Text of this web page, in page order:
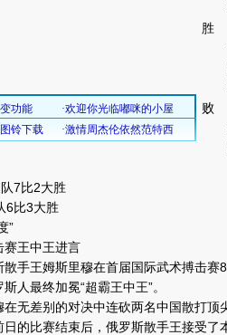
胜
败
7比2大胜
比3大胜
”
王中王进言
王姆斯里穆在首届国际武术搏击赛
人最终加冕“超霸王中王”。
差别的对决中连砍两名中国散打顶
的比赛结束后，俄罗斯散手王接受了